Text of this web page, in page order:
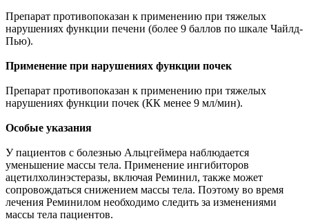
Препарат противопоказан к применению при тяжелых
нарушениях функции печени (более 9 баллов по шкале Чайлд-
Пью).
Применение при нарушениях функции почек
Препарат противопоказан к применению при тяжелых
нарушениях функции почек (КК менее 9 мл/мин).
Особые указания
У пациентов с болезнью Альцгеймера наблюдается
уменьшение массы тела. Применение ингибиторов
ацетилхолинэстеразы, включая Реминил, также может
сопровождаться снижением массы тела. Поэтому во время
лечения Реминилом необходимо следить за изменениями
массы тела пациентов.